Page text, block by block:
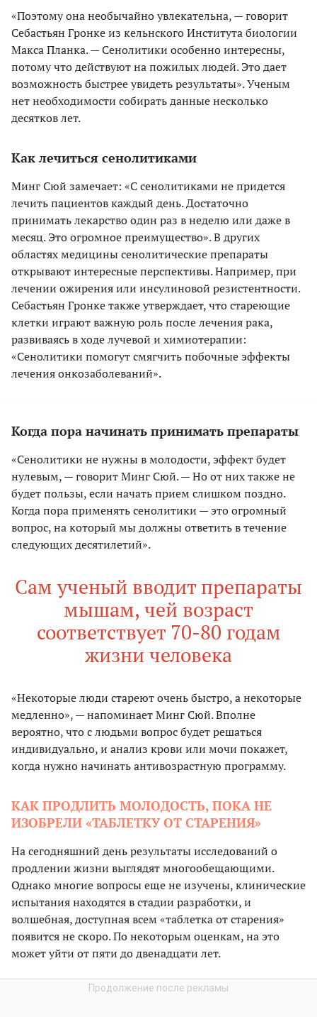
«Поэтому она необычайно увлекательна, — говорит
Себастьян Гронке из кельнского Института биологии
Макса Планка. — Сенолитики особенно интересны,
потому что действуют на пожилых людей. Это дает
возможность быстрее увидеть результаты». Ученым
нет необходимости собирать данные несколько
десятков лет.
Как лечиться сенолитиками
Минг Сюй замечает: «С сенолитиками не придется
лечить пациентов каждый день. Достаточно
принимать лекарство один раз в неделю или даже в
месяц. Это огромное преимущество». В других
областях медицины сенолитические препараты
открывают интересные перспективы. Например, при
лечении ожирения или инсулиновой резистентности.
Себастьян Гронке также утверждает, что стареющие
клетки играют важную роль после лечения рака,
развиваясь в ходе лучевой и химиотерапии:
«Сенолитики помогут смягчить побочные эффекты
лечения онкозаболеваний».
Когда пора начинать принимать препараты
«Сенолитики не нужны в молодости, эффект будет
нулевым, — говорит Минг Сюй. — Но от них также не
будет пользы, если начать прием слишком поздно.
Когда пора применять сенолитики — это огромный
вопрос, на который мы должны ответить в течение
следующих десятилетий».
Сам ученый вводит препараты
мышам, чей возраст
соответствует 70-80 годам
жизни человека
«Некоторые люди стареют очень быстро, а некоторые
медленно», — напоминает Минг Сюй. Вполне
вероятно, что с людьми вопрос будет решаться
индивидуально, и анализ крови или мочи покажет,
когда нужно начинать антивозрастную программу.
КАК ПРОДЛИТЬ МОЛОДОСТЬ, ПОКА НЕ
ИЗОБРЕЛИ «ТАБЛЕТКУ ОТ СТАРЕНИЯ»
На сегодняшний день результаты исследований о
продлении жизни выглядят многообещающими.
Однако многие вопросы еще не изучены, клинические
испытания находятся в стадии разработки, и
волшебная, доступная всем «таблетка от старения»
появится не скоро. По некоторым оценкам, на это
может уйти от пяти до двенадцати лет.